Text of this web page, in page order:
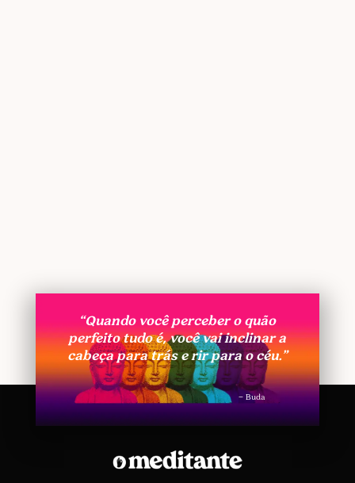
“Quando você perceber o quão
perfeito tudo é, você vai inclinar a
cabeça para trás e rir para o céu.”
– Buda